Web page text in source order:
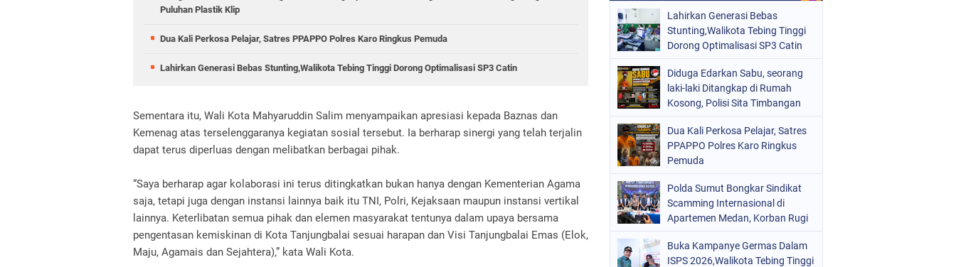
Puluhan Plastik Klip
Dua Kali Perkosa Pelajar, Satres PPAPPO Polres Karo Ringkus Pemuda
Lahirkan Generasi Bebas Stunting,Walikota Tebing Tinggi Dorong Optimalisasi SP3 Catin
Sementara itu, Wali Kota Mahyaruddin Salim menyampaikan apresiasi kepada Baznas dan
Kemenag atas terselenggaranya kegiatan sosial tersebut. Ia berharap sinergi yang telah terjalin
dapat terus diperluas dengan melibatkan berbagai pihak.
“Saya berharap agar kolaborasi ini terus ditingkatkan bukan hanya dengan Kementerian Agama
saja, tetapi juga dengan instansi lainnya baik itu TNI, Polri, Kejaksaan maupun instansi vertikal
lainnya. Keterlibatan semua pihak dan elemen masyarakat tentunya dalam upaya bersama
pengentasan kemiskinan di Kota Tanjungbalai sesuai harapan dan Visi Tanjungbalai Emas (Elok,
Maju, Agamais dan Sejahtera),” kata Wali Kota.
Lahirkan Generasi Bebas
Stunting,Walikota Tebing Tinggi
Dorong Optimalisasi SP3 Catin
Diduga Edarkan Sabu, seorang
laki-laki Ditangkap di Rumah
Kosong, Polisi Sita Timbangan
Dua Kali Perkosa Pelajar, Satres
PPAPPO Polres Karo Ringkus
Pemuda
Polda Sumut Bongkar Sindikat
Scamming Internasional di
Apartemen Medan, Korban Rugi
Buka Kampanye Germas Dalam
ISPS 2026,Walikota Tebing Tinggi